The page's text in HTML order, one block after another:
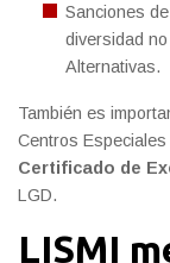
Sanciones
diversidad
Alternativas.
También es
Centros
Certificado de
LGD.
LISMI